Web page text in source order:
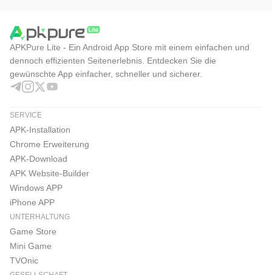
APKPure Lite - Ein Android App Store mit einem einfachen und
dennoch effizienten Seitenerlebnis. Entdecken Sie die
gewünschte App einfacher, schneller und sicherer.
SERVICE
APK-Installation
Chrome Erweiterung
APK-Download
APK Website-Builder
Windows APP
iPhone APP
UNTERHALTUNG
Game Store
Mini Game
TVOnic